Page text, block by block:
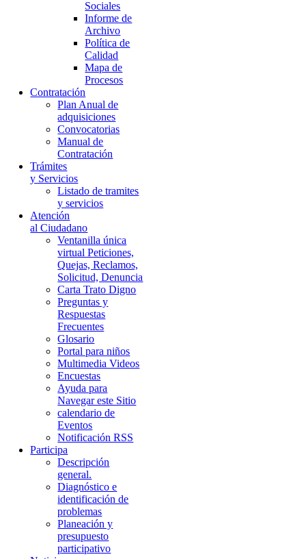
Sociales
Informe de
Archivo
Política de
Calidad
Mapa de
Procesos
Contratación
Plan Anual de
adquisiciones
Convocatorias
Manual de
Contratación
Trámites
y Servicios
Listado de tramites
y servicios
Atención
al Ciudadano
Ventanilla única
virtual Peticiones,
Quejas, Reclamos,
Solicitud, Denuncia
Carta Trato Digno
Preguntas y
Respuestas
Frecuentes
Glosario
Portal para niños
Multimedia Videos
Encuestas
Ayuda para
Navegar este Sitio
calendario de
Eventos
Notificación RSS
Participa
Descripción
general.
Diagnóstico e
identificación de
problemas
Planeación y
presupuesto
participativo